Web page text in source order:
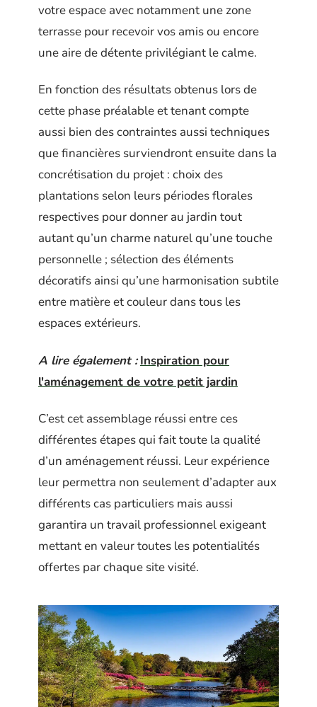
votre espace avec notamment une zone
terrasse pour recevoir vos amis ou encore
une aire de détente privilégiant le calme.
En fonction des résultats obtenus lors de
cette phase préalable et tenant compte
aussi bien des contraintes aussi techniques
que financières surviendront ensuite dans la
concrétisation du projet : choix des
plantations selon leurs périodes florales
respectives pour donner au jardin tout
autant qu’un charme naturel qu’une touche
personnelle ; sélection des éléments
décoratifs ainsi qu’une harmonisation subtile
entre matière et couleur dans tous les
espaces extérieurs.
A lire également : Inspiration pour
l'aménagement de votre petit jardin
C’est cet assemblage réussi entre ces
différentes étapes qui fait toute la qualité
d’un aménagement réussi. Leur expérience
leur permettra non seulement d’adapter aux
différents cas particuliers mais aussi
garantira un travail professionnel exigeant
mettant en valeur toutes les potentialités
offertes par chaque site visité.